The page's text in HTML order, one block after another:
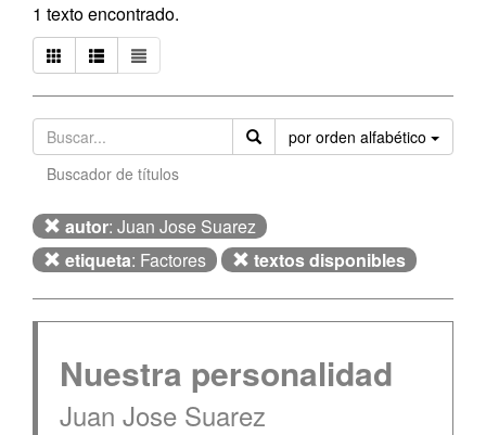
1 texto encontrado.
por orden alfabético
Buscador de títulos
autor: Juan Jose Suarez
etiqueta: Factores textos disponibles
Nuestra personalidad
Juan Jose Suarez